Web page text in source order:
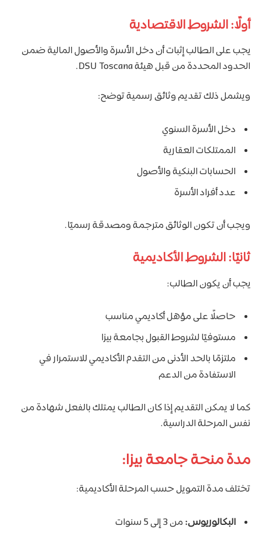
أولًا: الشروط الاقتصادية
يجب على الطالب إثبات أن دخل الأسرة والأصول المالية ضمن
الحدود المحددة من قبل هيئة DSU Toscana.
ويشمل ذلك تقديم وثائق رسمية توضح:
دخل الأسرة السنوي
الممتلكات العقارية
الحسابات البنكية والأصول
عدد أفراد الأسرة
ويجب أن تكون الوثائق مترجمة ومصدقة رسميًا.
ثانيًا: الشروط الأكاديمية
يجب أن يكون الطالب:
حاصلًا على مؤهل أكاديمي مناسب
مستوفيًا لشروط القبول بجامعة بيزا
ملتزمًا بالحد الأدنى من التقدم الأكاديمي للاستمرار في
الاستفادة من الدعم
كما لا يمكن التقديم إذا كان الطالب يمتلك بالفعل شهادة من
نفس المرحلة الدراسية.
مدة منحة جامعة بيزا:
تختلف مدة التمويل حسب المرحلة الأكاديمية:
البكالوريوس: من 3 إلى 5 سنوات